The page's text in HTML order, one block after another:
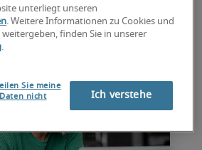
unterliegt unseren
. Weitere Informationen zu Cookies und
finden Sie in unserer
.
Sie meine
nicht
Ich verstehe